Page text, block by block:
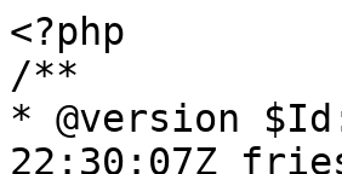
<?php
/**
* @version
22:30:07Z